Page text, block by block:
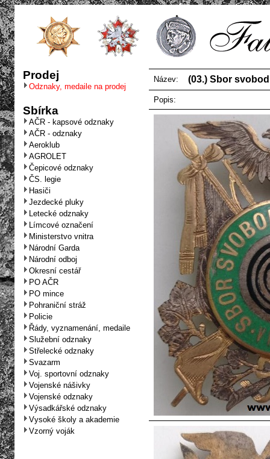
Prodej
Odznaky, medaile na prodej
Sbírka
AČR - kapsové odznaky
AČR - odznaky
Aeroklub
AGROLET
Čepicové odznaky
ČS. legie
Hasiči
Jezdecké pluky
Letecké odznaky
Límcové označení
Ministerstvo vnitra
Národní Garda
Národní odboj
Okresní cestář
PO AČR
PO mince
Pohraniční stráž
Policie
Řády, vyznamenání, medaile
Služební odznaky
Střelecké odznaky
Svazarm
Voj. sportovní odznaky
Vojenské nášivky
Vojenské odznaky
Výsadkářské odznaky
Vysoké školy a akademie
Vzorný voják
Název: (03.) Sbor
Popis: